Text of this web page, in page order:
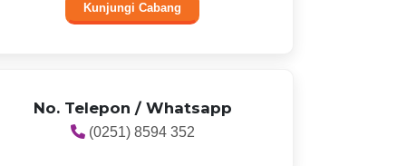
Kunjungi Cabang
No. Telepon / Whatsapp
(0251) 8594 352